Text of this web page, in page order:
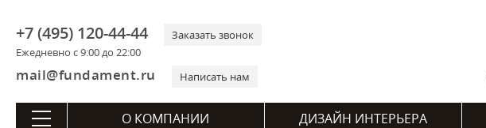
+7 (495) 120-44-44
Ежедневно с 9:00 до 22:00
Заказать звонок
mail@fundament.ru Написать нам
О КОМПАНИИ ДИЗАЙН ИНТЕРЬЕРА